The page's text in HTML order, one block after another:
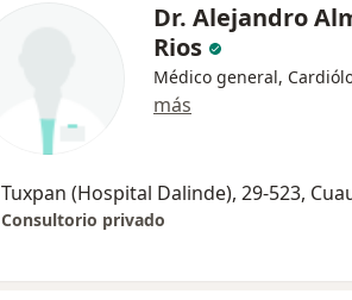
Dr. Alejandro
Rios
Médico general,
más
Consultorio privado